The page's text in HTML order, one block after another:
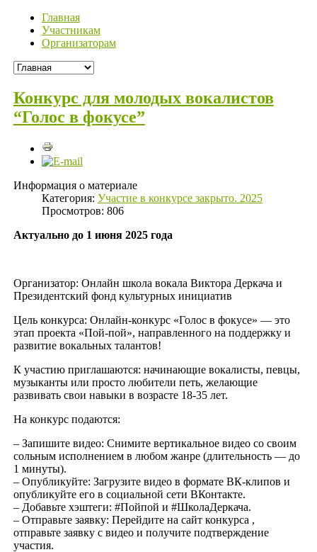
Главная
Участникам
Организаторам
Конкурс для молодых вокалистов
“Голос в фокусе”
Информация о материале
Категория: Участие в конкурсе закрыто. 2025
Просмотров: 806
Актуально до 1 июня 2025 года
Организатор: Онлайн школа вокала Виктора Деркача и
Президентский фонд культурных инициатив
Цель конкурса: Онлайн-конкурс «Голос в фокусе» — это
этап проекта «Пой-пой», направленного на поддержку и
развитие вокальных талантов!
К участию приглашаются: начинающие вокалисты, певцы,
музыканты или просто любители петь, желающие
развивать свои навыки в возрасте 18-35 лет.
На конкурс подаются:
– Запишите видео: Снимите вертикальное видео со своим
сольным исполнением в любом жанре (длительность — до
1 минуты).
– Опубликуйте: Загрузите видео в формате ВК-клипов и
опубликуйте его в социальной сети ВКонтакте.
– Добавьте хэштеги: #Пойпой и #ШколаДеркача.
– Отправьте заявку: Перейдите на сайт конкурса ,
отправьте заявку с видео и получите подтверждение
участия.